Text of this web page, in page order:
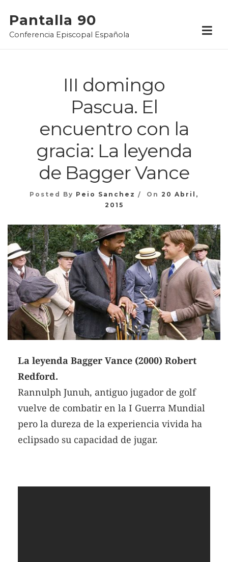
content
Pantalla 90
Conferencia Episcopal Española
III domingo
Pascua. El
encuentro con la
gracia: La leyenda
de Bagger Vance
Posted By Peio Sanchez On 20 Abril,
2015
La leyenda Bagger Vance (2000) Robert
Redford.
Rannulph Junuh, antiguo jugador de golf
vuelve de combatir en la I Guerra Mundial
pero la dureza de la experiencia vivida ha
eclipsado su capacidad de jugar.